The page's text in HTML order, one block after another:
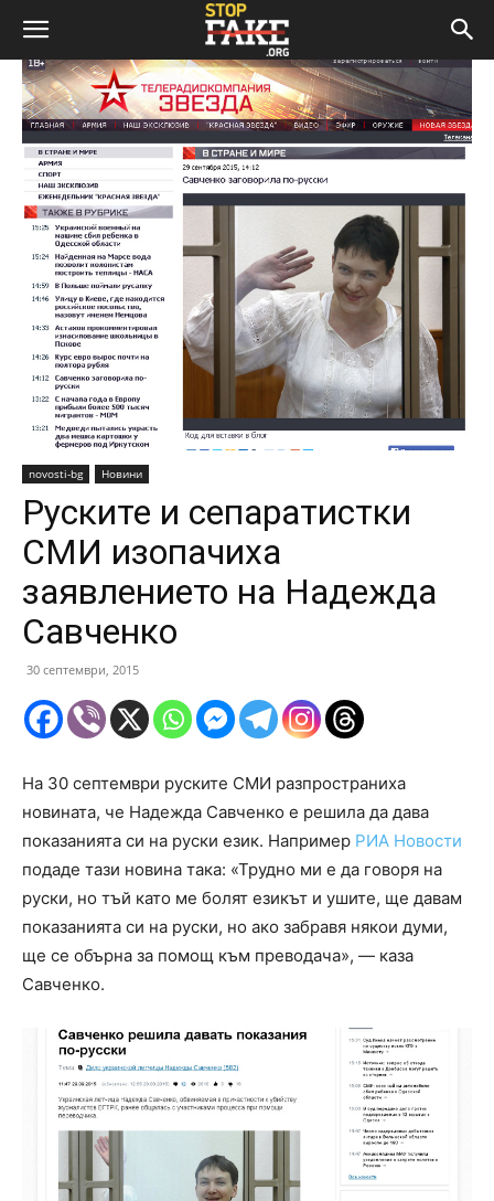
novosti-bg Новини
Руските и сепаратистки
СМИ изопачиха
заявлението на Надежда
Савченко
30 септември, 2015
На 30 септември руските СМИ разпространиха
новината, че Надежда Савченко е решила да дава
показанията си на руски език. Например РИА Новости
подаде тази новина така: «Трудно ми е да говоря на
руски, но тъй като ме болят езикът и ушите, ще давам
показанията си на руски, но ако забравя някои думи,
ще се обърна за помощ към преводача», — каза
Савченко.